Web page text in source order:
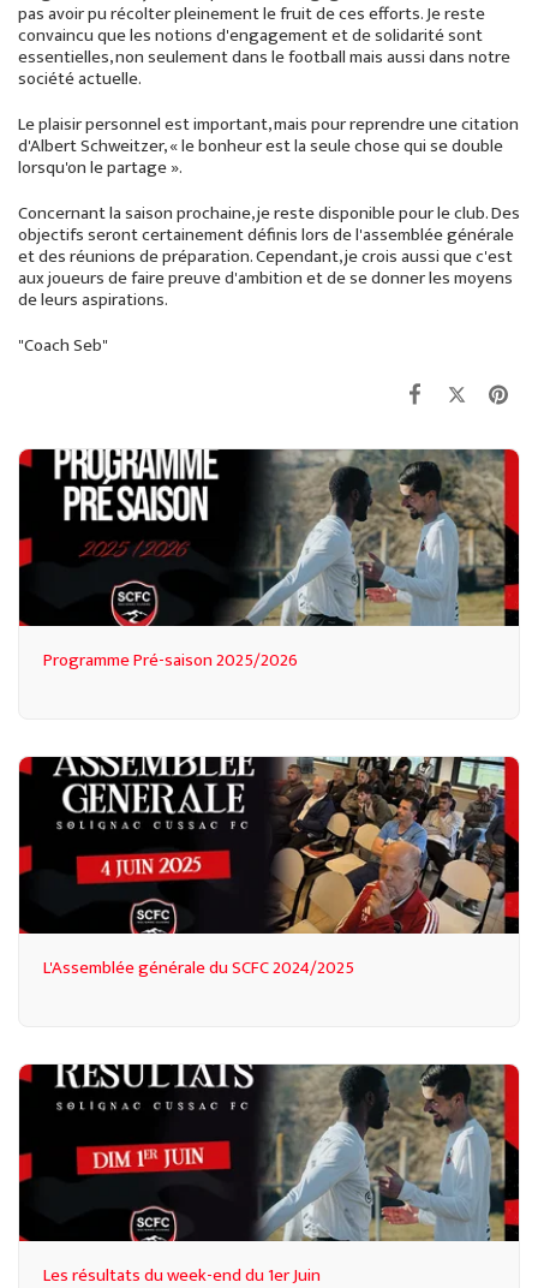
pas avoir pu récolter pleinement le fruit de ces efforts. Je reste
convaincu que les notions d'engagement et de solidarité sont
essentielles, non seulement dans le football mais aussi dans notre
société actuelle.
Le plaisir personnel est important, mais pour reprendre une citation
d'Albert Schweitzer, « le bonheur est la seule chose qui se double
lorsqu'on le partage ».
Concernant la saison prochaine, je reste disponible pour le club. Des
objectifs seront certainement définis lors de l'assemblée générale
et des réunions de préparation. Cependant, je crois aussi que c'est
aux joueurs de faire preuve d'ambition et de se donner les moyens
de leurs aspirations.
"Coach Seb"
Programme Pré-saison 2025/2026
L'Assemblée générale du SCFC 2024/2025
Les résultats du week-end du 1er Juin